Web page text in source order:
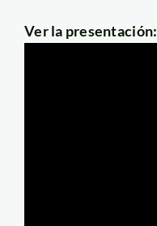
Ver la presentación: